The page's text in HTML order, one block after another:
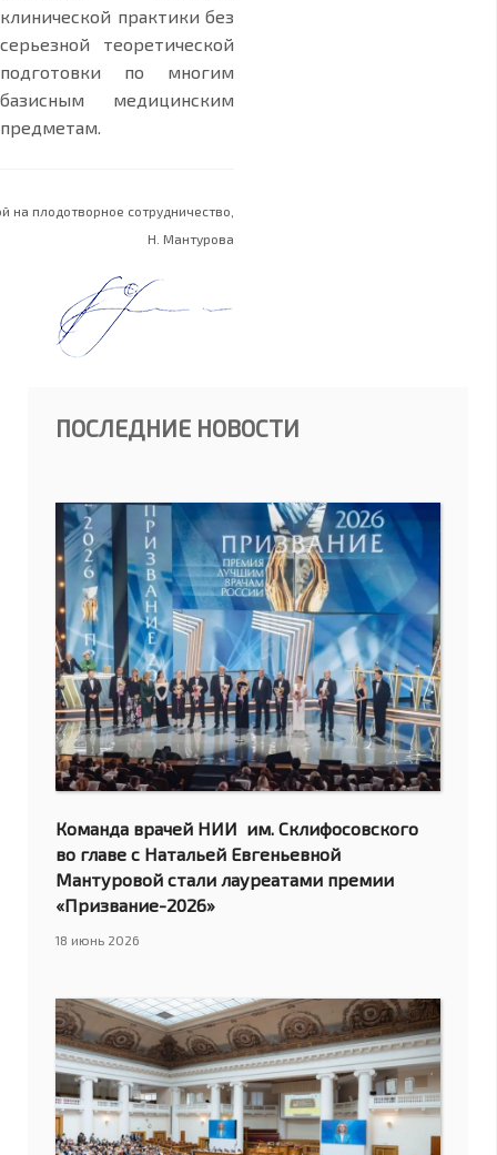
клинической практики без
серьезной теоретической
подготовки по многим
базисным медицинским
предметам.
на плодотворное сотрудничество,
Н. Мантурова
ПОСЛЕДНИЕ НОВОСТИ
Команда врачей НИИ им. Склифосовского
во главе с Натальей Евгеньевной
Мантуровой стали лауреатами премии
«Призвание-2026»
18 июнь 2026